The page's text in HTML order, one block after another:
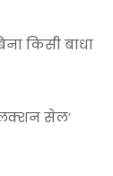
किसी बाधा
सेल’